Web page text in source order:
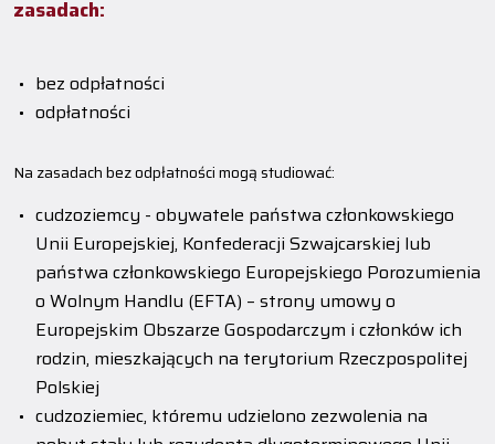
zasadach:
bez odpłatności
odpłatności
Na zasadach bez odpłatności mogą studiować:
cudzoziemcy - obywatele państwa członkowskiego
Unii Europejskiej, Konfederacji Szwajcarskiej lub
państwa członkowskiego Europejskiego Porozumienia
o Wolnym Handlu (EFTA) – strony umowy o
Europejskim Obszarze Gospodarczym i członków ich
rodzin, mieszkających na terytorium Rzeczpospolitej
Polskiej
cudzoziemiec, któremu udzielono zezwolenia na